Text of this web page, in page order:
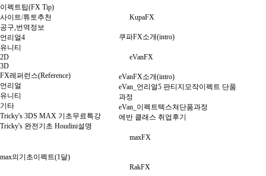
이펙트팁(FX Tip)
사이트/튜토추천
공구,번역정보
언리얼4
유니티
2D
3D
FX레퍼런스(Reference)
언리얼
유니티
기타
Tricky's 3DS MAX 기초무료특강
Tricky's 완전기초 Houdini설명
KupaFX
쿠파FX소개(intro)
eVanFX
eVanFX소개(intro)
eVan_언리얼5 판티지모작이펙트 단품
과정
eVan_이펙트텍스쳐단품과정
에반 클래스 취업후기
maxFX
max의기초이펙트(1달)
RakFX